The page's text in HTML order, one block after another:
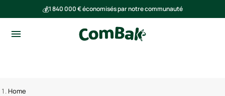
💰1 840 000 € économisés par notre communauté
Home